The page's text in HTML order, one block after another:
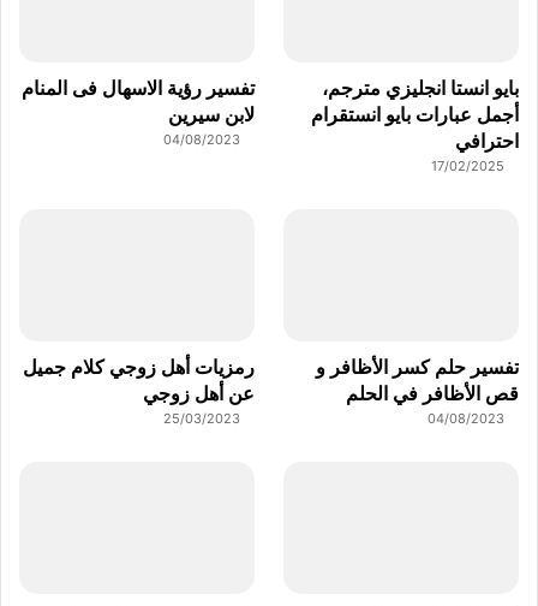
بايو انستا انجليزي مترجم،
أجمل عبارات بايو انستقرام
احترافي
17/02/2025
تفسير رؤية الاسهال فى المنام
لابن سيرين
04/08/2023
تفسير حلم كسر الأظافر و
قص الأظافر في الحلم
04/08/2023
رمزيات أهل زوجي كلام جميل
عن أهل زوجي
25/03/2023